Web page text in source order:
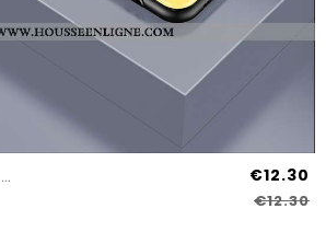
Coque Oppo A9 2020 Tendance Mode Étui Verre Tout Compris Créatif Jaune €12.30
€12.30